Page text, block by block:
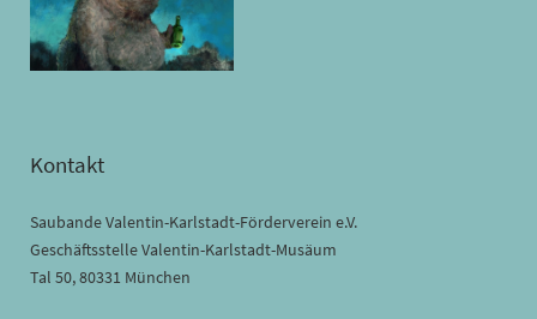
Kontakt
Saubande Valentin-Karlstadt-Förderverein e.V.
Geschäftsstelle Valentin-Karlstadt-Musäum
Tal 50, 80331 München